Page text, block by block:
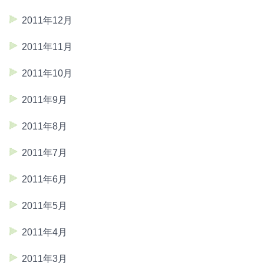
2011年12月
2011年11月
2011年10月
2011年9月
2011年8月
2011年7月
2011年6月
2011年5月
2011年4月
2011年3月